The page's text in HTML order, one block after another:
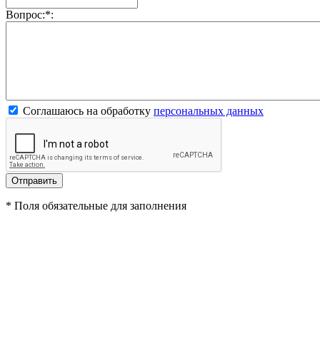
Вопрос:*:
Соглашаюсь на обработку персональных данных
* Поля обязательные для заполнения